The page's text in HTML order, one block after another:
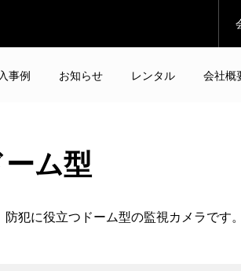
事例 お知らせ レンタル 会社概
ーム型
犯に役立つドーム型の監視カメラです。